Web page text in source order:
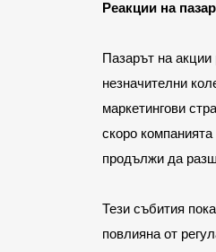
Реакции на
Пазарът на акции
незначителни
маркетингови
скоро
продължи да
Тези събития
повлияна от